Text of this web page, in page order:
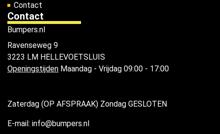
Contact
Contact
Bumpers.nl
Ravenseweg 9
3223 LM HELLEVOETSLUIS
Openingstijden Maandag - Vrijdag 09:00 - 17:00
Zaterdag (OP AFSPRAAK) Zondag GESLOTEN
E-mail: info@bumpers.nl